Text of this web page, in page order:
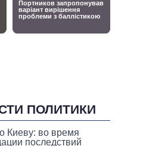
ПОЛИТИКИ
Киеву: во время
последствий